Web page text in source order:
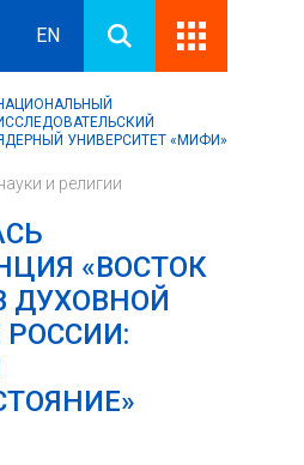
EN
УНИВЕРСИТЕТ «МИФИ»
и религии
«ВОСТОК
ДУХОВНОЙ
РОССИИ: